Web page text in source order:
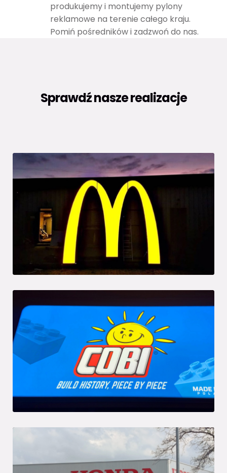
produkujemy i montujemy pylony
reklamowe na terenie całego kraju.
Pomiń pośredników i zadzwoń do nas.
Sprawdź nasze realizacje